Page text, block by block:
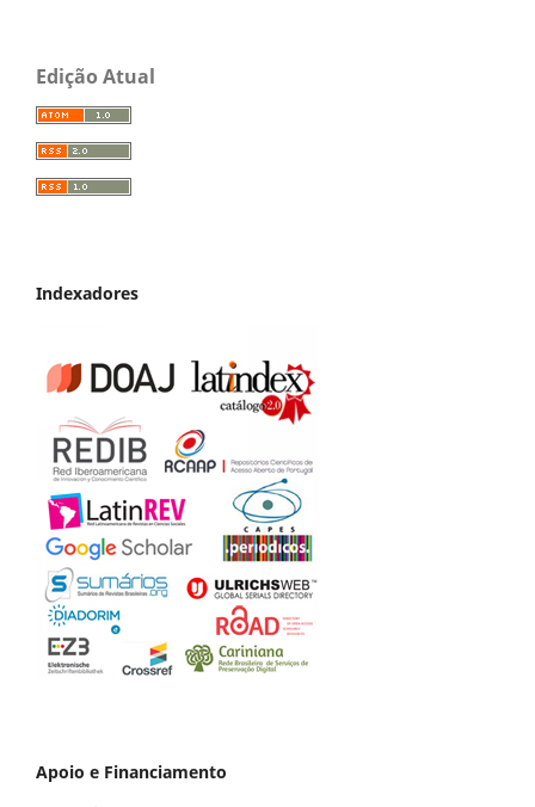
Edição Atual
Indexadores
Apoio e Financiamento